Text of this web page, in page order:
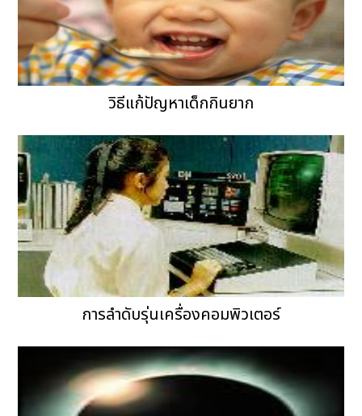
วิธีแก้ปัญหาเด็กกินยาก
การลำดับรุ่นเครื่องคอมพิวเตอร์